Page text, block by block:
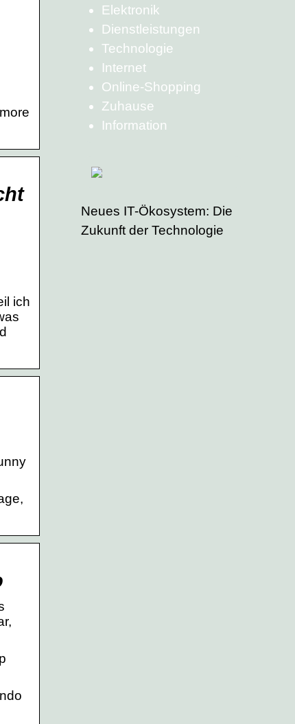
ich
Elektronik
Dienstleistungen
Technologie
Internet
Online-Shopping
Zuhause
Information
Neues IT-Ökosystem: Die
Zukunft der Technologie